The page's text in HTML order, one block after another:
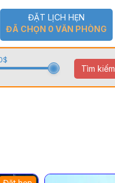
ĐẶT LỊCH HẸN
ĐÃ CHỌN 0 VĂN PHÒNG
Tìm kiếm